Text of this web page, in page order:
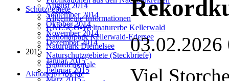
Schutzgebiete
Allgemeine Informationen
UNESCO-Weltnaturerbe Kellerwald
Nationalpark Kellerwald-Edersee
Naturpark Diemelsee
Naturschutzgebiete (Steckbriefe)
Naturdenkmale
Aktionen/Projekte
August 2014
September 2014
Oktober 2014
November 2014
Dezember 2014
2015
Januar 2015
Februar 2015
März 2015
03.02.2026
Viel